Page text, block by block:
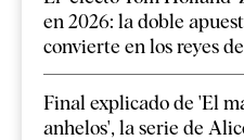
en 2026: la doble
convierte en los reyes
Final explicado de 'El
anhelos', la serie de